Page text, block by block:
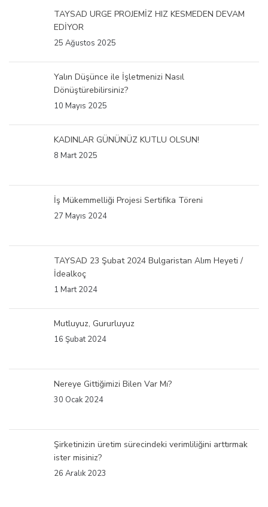
TAYSAD URGE PROJEMİZ HIZ KESMEDEN DEVAM
EDİYOR
25 Ağustos 2025
Yalın Düşünce ile İşletmenizi Nasıl
Dönüştürebilirsiniz?
10 Mayıs 2025
KADINLAR GÜNÜNÜZ KUTLU OLSUN!
8 Mart 2025
İş Mükemmelliği Projesi Sertifika Töreni
27 Mayıs 2024
TAYSAD 23 Şubat 2024 Bulgaristan Alım Heyeti /
İdealkoç
1 Mart 2024
Mutluyuz, Gururluyuz
16 Şubat 2024
Nereye Gittiğimizi Bilen Var Mı?
30 Ocak 2024
Şirketinizin üretim sürecindeki verimliliğini arttırmak
ister misiniz?
26 Aralık 2023